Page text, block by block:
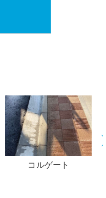
カラーコンクリート